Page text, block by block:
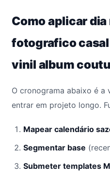
Como aplicar
fotografico
vinil album
O cronograma abaixo é a
entrar em projeto longo.
Mapear calendário
Segmentar base
Submeter templates